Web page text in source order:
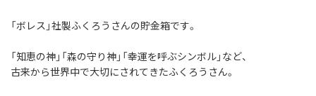
「ボレス」社製ふくろうさんの貯金箱です。
「知恵の神」「森の守り神」「幸運を呼ぶシンボル」など、
古来から世界中で大切にされてきたふくろうさん。